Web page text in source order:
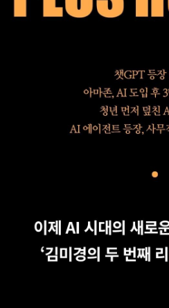
환’이라는 새로운 길을 발견했고, ≪
면으로 부딪쳤다. 챗GPT에 무작정
작은 문제들을 함께 풀어보려 애썼다
AI는 나를 위협하는 존재가 아니라,
는 새로운 파트너라는 사실을. 그녀는
플러스 휴먼 스쿨>. 오늘도 그녀는
ungkim_kr